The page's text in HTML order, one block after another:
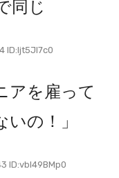
同じ
ID:Ijt5Jl7c0
アを雇って
の！」
ID:vbI49BMp0